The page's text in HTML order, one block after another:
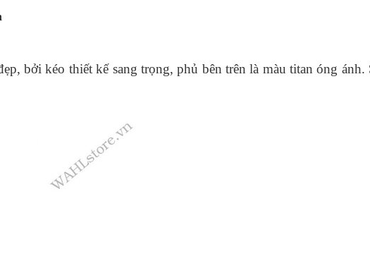
bởi kéo thiết kế sang trọng, phủ bên trên là màu titan óng ánh.